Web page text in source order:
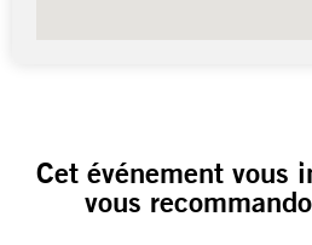
Cet événement vous
vous